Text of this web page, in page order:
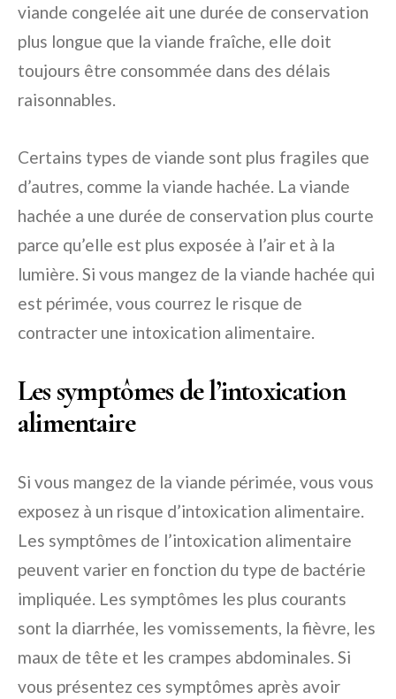
viande congelée ait une durée de conservation
plus longue que la viande fraîche, elle doit
toujours être consommée dans des délais
raisonnables.
Certains types de viande sont plus fragiles que
d’autres, comme la viande hachée. La viande
hachée a une durée de conservation plus courte
parce qu’elle est plus exposée à l’air et à la
lumière. Si vous mangez de la viande hachée qui
est périmée, vous courrez le risque de
contracter une intoxication alimentaire.
Les symptômes de l’intoxication
alimentaire
Si vous mangez de la viande périmée, vous vous
exposez à un risque d’intoxication alimentaire.
Les symptômes de l’intoxication alimentaire
peuvent varier en fonction du type de bactérie
impliquée. Les symptômes les plus courants
sont la diarrhée, les vomissements, la fièvre, les
maux de tête et les crampes abdominales. Si
vous présentez ces symptômes après avoir